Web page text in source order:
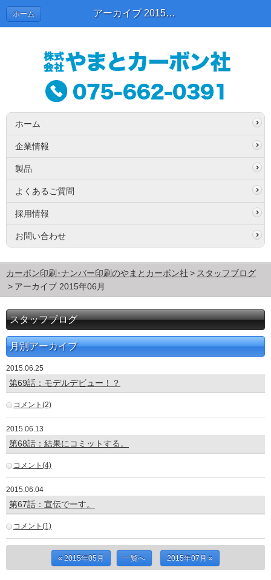
アーカイブ 2015年06月 | スタッフブログ
ホーム
ホーム
企業情報
製品
よくあるご質問
採用情報
お問い合わせ
カーボン印刷･ナンバー印刷のやまとカーボン社
スタッフブログ
アーカイブ 2015年06月
スタッフブログ
月別アーカイブ
2015.06.25
第69話：モデルデビュー！？
コメント(2)
2015.06.13
第68話：結果にコミットする。
コメント(4)
2015.06.04
第67話：宣伝でーす。
コメント(1)
« 2015年05月 一覧へ 2015年07月 »